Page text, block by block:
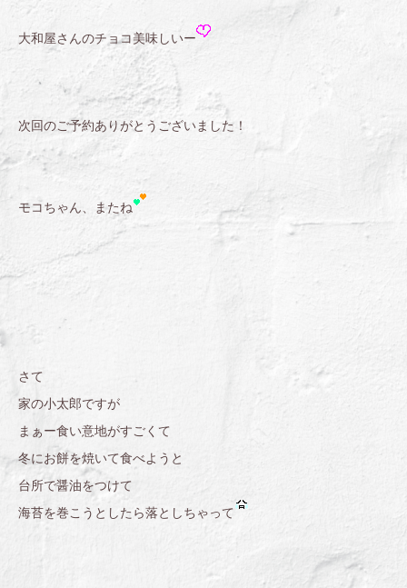
大和屋さんのチョコ美味しいー
次回のご予約ありがとうございました！
モコちゃん、またね
さて
家の小太郎ですが
まぁー食い意地がすごくて
冬にお餅を焼いて食べようと
台所で醤油をつけて
海苔を巻こうとしたら落としちゃって